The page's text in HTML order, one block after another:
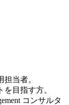
担当者。
を目指す方。
コンサルタ